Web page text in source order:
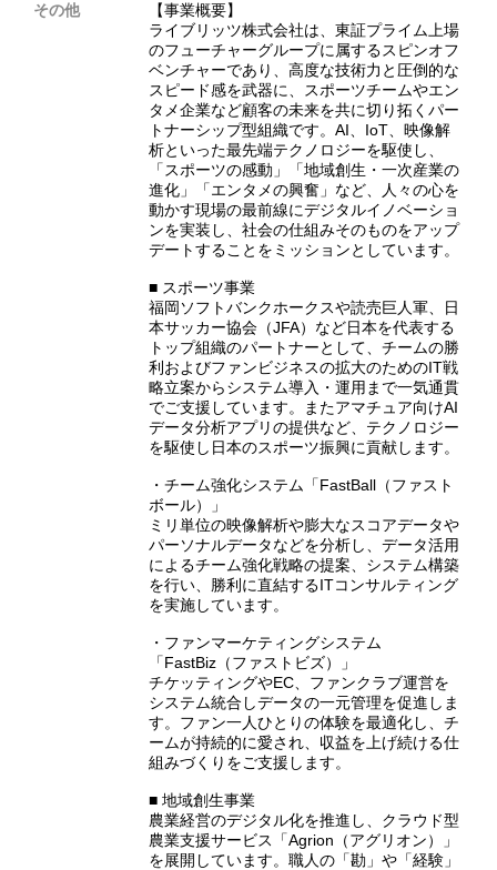
その他
【事業概要】
ライブリッツ株式会社は、東証プライム上場
のフューチャーグループに属するスピンオフ
ベンチャーであり、高度な技術力と圧倒的な
スピード感を武器に、スポーツチームやエン
タメ企業など顧客の未来を共に切り拓くパー
トナーシップ型組織です。AI、IoT、映像解
析といった最先端テクノロジーを駆使し、
「スポーツの感動」「地域創生・一次産業の
進化」「エンタメの興奮」など、人々の心を
動かす現場の最前線にデジタルイノベーショ
ンを実装し、社会の仕組みそのものをアップ
デートすることをミッションとしています。
■ スポーツ事業
福岡ソフトバンクホークスや読売巨人軍、日
本サッカー協会（JFA）など日本を代表する
トップ組織のパートナーとして、チームの勝
利およびファンビジネスの拡大のためのIT戦
略立案からシステム導入・運用まで一気通貫
でご支援しています。またアマチュア向けAI
データ分析アプリの提供など、テクノロジー
を駆使し日本のスポーツ振興に貢献します。
・チーム強化システム「FastBall（ファスト
ボール）」
ミリ単位の映像解析や膨大なスコアデータや
パーソナルデータなどを分析し、データ活用
によるチーム強化戦略の提案、システム構築
を行い、勝利に直結するITコンサルティング
を実施しています。
・ファンマーケティングシステム
「FastBiz（ファストビズ）」
チケッティングやEC、ファンクラブ運営を
システム統合しデータの一元管理を促進しま
す。ファン一人ひとりの体験を最適化し、チ
ームが持続的に愛され、収益を上げ続ける仕
組みづくりをご支援します。
■ 地域創生事業
農業経営のデジタル化を推進し、クラウド型
農業支援サービス「Agrion（アグリオン）」
を展開しています。職人の「勘」や「経験」